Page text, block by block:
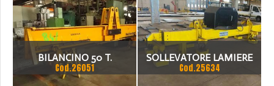
BILANCINO 50 T.
Cod.26051
SOLLEVATORE LAMIERE
PORTATA 10 TON GAUSS
Cod.25634